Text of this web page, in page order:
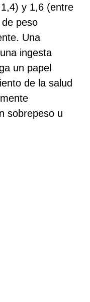
y 1,6 (entre
peso
Una
ingesta
un papel
de la salud
sobrepeso u